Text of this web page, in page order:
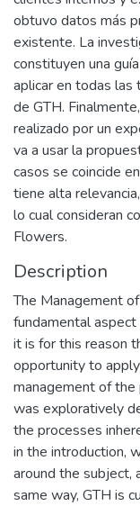
obtuvo datos más
existente. La
constituyen una
aplicar en todas las
de GTH.
realizado por un
va a usar la
casos se coincide
tiene alta
lo cual consideran
Flowers.
Description
The Management
fundamental
it is for this reason
opportunity to
management of
was exploratively
the processes
in the introduction,
around the subject,
same way, GTH is